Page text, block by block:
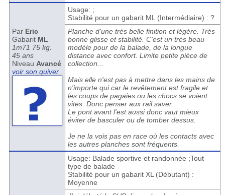
Par Eric
Gabarit ML
1m71 75 kg.
45 ans
Niveau Avancé
voir son quiver
Usage: ;
Stabilité pour un gabarit ML (Intermédiaire) : ?
Planche d'une très belle finition et légère. Très
bonne glisse et stabilité. C'est un très beau
modèle pour de la balade, de la longue
distance avec confort. Limite petite pièce de
collection...
Mais elle n'est pas à mettre dans les mains de
n'importe qui car le revêtement est fragile et
les coups de pagaies ou les chocs se voient
vites. Donc penser aux rail saver.
Le pont avant l'est aussi donc vaut mieux
éviter de basculer ou de tomber dessus.
Je ne la vois pas en race où les contacts avec
les autres planches sont fréquents.
Usage: Balade sportive et randonnée ;Tout
type de balade
Stabilité pour un gabarit XL (Débutant) :
Moyenne